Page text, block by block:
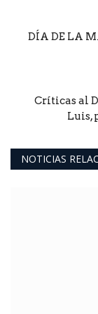
DÍA DE LA
Críticas al
Luis,
NOTICIAS